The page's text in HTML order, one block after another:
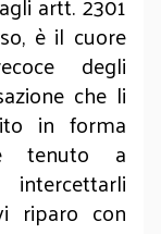
è il cuore
degli
che li
in forma
tenuto a
riparo con